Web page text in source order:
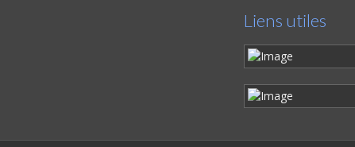
Liens utiles